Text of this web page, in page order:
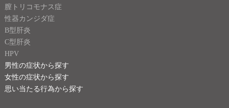
膣トリコモナス症
性器カンジダ症
B型肝炎
C型肝炎
HPV
男性の症状から探す
女性の症状から探す
思い当たる行為から探す